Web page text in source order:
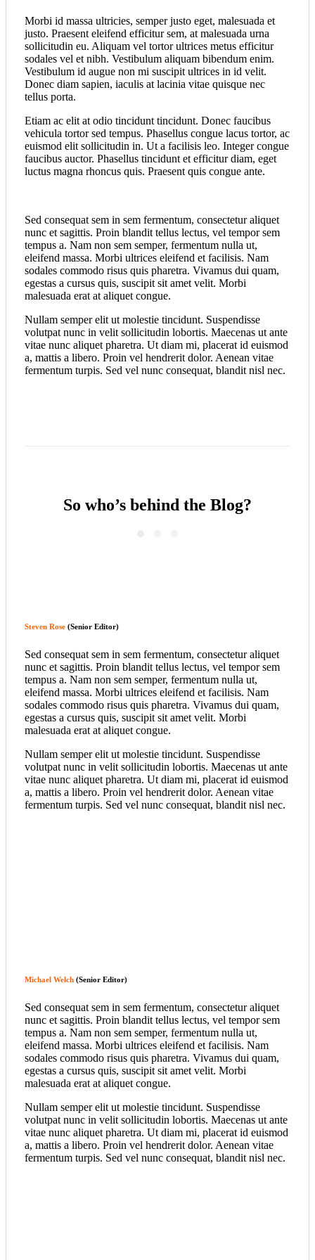
Morbi id massa ultricies, semper justo eget, malesuada et
justo. Praesent eleifend efficitur sem, at malesuada urna
sollicitudin eu. Aliquam vel tortor ultrices metus efficitur
sodales vel et nibh. Vestibulum aliquam bibendum enim.
Vestibulum id augue non mi suscipit ultrices in id velit.
Donec diam sapien, iaculis at lacinia vitae quisque nec
tellus porta.
Etiam ac elit at odio tincidunt tincidunt. Donec faucibus
vehicula tortor sed tempus. Phasellus congue lacus tortor, ac
euismod elit sollicitudin in. Ut a facilisis leo. Integer congue
faucibus auctor. Phasellus tincidunt et efficitur diam, eget
luctus magna rhoncus quis. Praesent quis congue ante.
Sed consequat sem in sem fermentum, consectetur aliquet
nunc et sagittis. Proin blandit tellus lectus, vel tempor sem
tempus a. Nam non sem semper, fermentum nulla ut,
eleifend massa. Morbi ultrices eleifend et facilisis. Nam
sodales commodo risus quis pharetra. Vivamus dui quam,
egestas a cursus quis, suscipit sit amet velit. Morbi
malesuada erat at aliquet congue.
Nullam semper elit ut molestie tincidunt. Suspendisse
volutpat nunc in velit sollicitudin lobortis. Maecenas ut ante
vitae nunc aliquet pharetra. Ut diam mi, placerat id euismod
a, mattis a libero. Proin vel hendrerit dolor. Aenean vitae
fermentum turpis. Sed vel nunc consequat, blandit nisl nec.
So who’s behind the Blog?
Steven Rose(Senior Editor)
Sed consequat sem in sem fermentum, consectetur aliquet
nunc et sagittis. Proin blandit tellus lectus, vel tempor sem
tempus a. Nam non sem semper, fermentum nulla ut,
eleifend massa. Morbi ultrices eleifend et facilisis. Nam
sodales commodo risus quis pharetra. Vivamus dui quam,
egestas a cursus quis, suscipit sit amet velit. Morbi
malesuada erat at aliquet congue.
Nullam semper elit ut molestie tincidunt. Suspendisse
volutpat nunc in velit sollicitudin lobortis. Maecenas ut ante
vitae nunc aliquet pharetra. Ut diam mi, placerat id euismod
a, mattis a libero. Proin vel hendrerit dolor. Aenean vitae
fermentum turpis. Sed vel nunc consequat, blandit nisl nec.
Michael Welch(Senior Editor)
Sed consequat sem in sem fermentum, consectetur aliquet
nunc et sagittis. Proin blandit tellus lectus, vel tempor sem
tempus a. Nam non sem semper, fermentum nulla ut,
eleifend massa. Morbi ultrices eleifend et facilisis. Nam
sodales commodo risus quis pharetra. Vivamus dui quam,
egestas a cursus quis, suscipit sit amet velit. Morbi
malesuada erat at aliquet congue.
Nullam semper elit ut molestie tincidunt. Suspendisse
volutpat nunc in velit sollicitudin lobortis. Maecenas ut ante
vitae nunc aliquet pharetra. Ut diam mi, placerat id euismod
a, mattis a libero. Proin vel hendrerit dolor. Aenean vitae
fermentum turpis. Sed vel nunc consequat, blandit nisl nec.